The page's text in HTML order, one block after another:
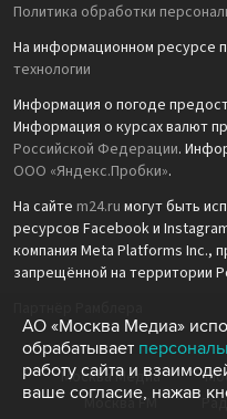
Политика обработки
На информационном ресурсе
технологии
Информация о погоде
Информация о курсах валют
Российской Федерации.
ООО «Яндекс.Пробки».
На сайте m24.ru могут быть
ресурсов Facebook и
компания Meta Platforms Inc.,
запрещённой на территории
Москва Медиа
Москва FM
АО «Москва Медиа»
обрабатывает
работу сайта и
ваше согласие, нажав